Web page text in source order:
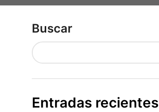
Buscar
Entradas recientes